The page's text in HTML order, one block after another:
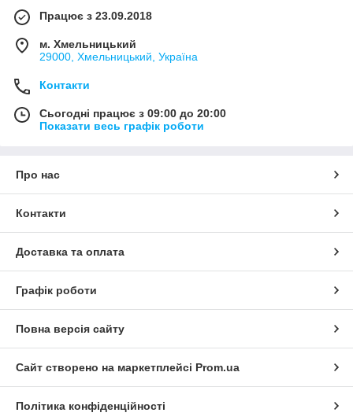
Працює з 23.09.2018
м. Хмельницький
29000, Хмельницький, Україна
Контакти
Сьогодні працює з 09:00 до 20:00
Показати весь графік роботи
Про нас
Контакти
Доставка та оплата
Графік роботи
Повна версія сайту
Сайт створено на маркетплейсі Prom.ua
Політика конфіденційності